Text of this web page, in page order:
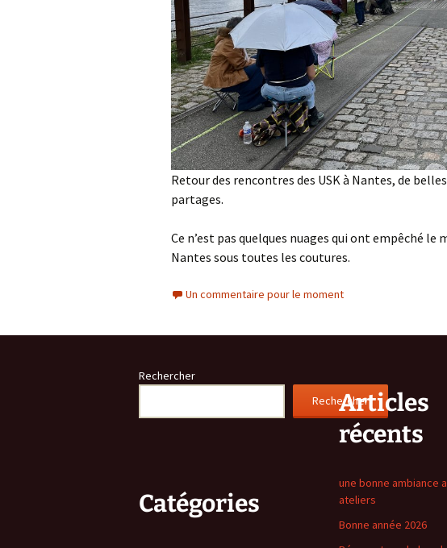
Retour des rencontres des USK à Nantes, de
partages.
Ce n’est pas quelques nuages qui ont empêché
Nantes sous toutes les coutures.
Un commentaire pour le moment
Rechercher
RechercherArticles
récents
une bonne ambiance
ateliers
Bonne année 2026
Catégories